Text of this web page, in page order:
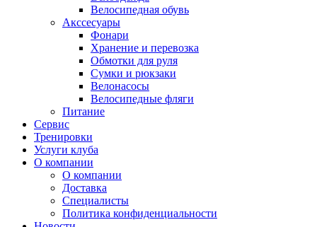
Велосипедная обувь
Акссесуары
Фонари
Хранение и перевозка
Обмотки для руля
Сумки и рюкзаки
Велонасосы
Велосипедные фляги
Питание
Сервис
Тренировки
Услуги клуба
О компании
О компании
Доставка
Специалисты
Политика конфиденциальности